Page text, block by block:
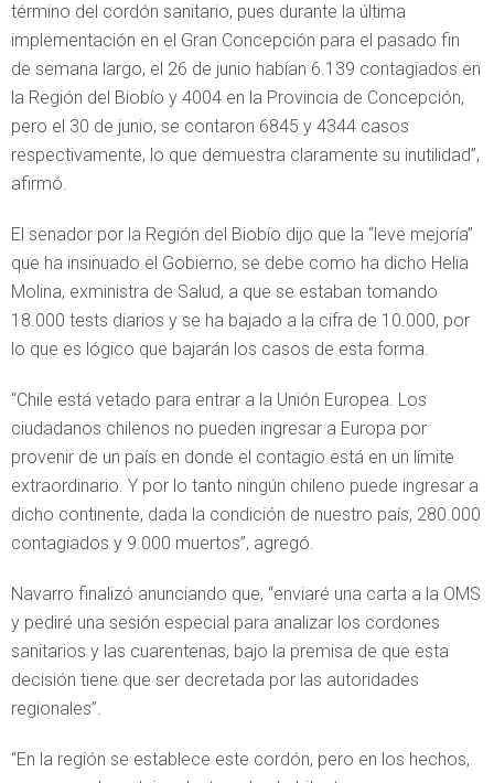
término del cordón sanitario, pues durante la última
implementación en el Gran Concepción para el pasado fin
de semana largo, el 26 de junio habían 6.139 contagiados en
la Región del Biobío y 4004 en la Provincia de Concepción,
pero el 30 de junio, se contaron 6845 y 4344 casos
respectivamente, lo que demuestra claramente su inutilidad”,
afirmó.
El senador por la Región del Biobío dijo que la “leve mejoría”
que ha insinuado el Gobierno, se debe como ha dicho Helia
Molina, exministra de Salud, a que se estaban tomando
18.000 tests diarios y se ha bajado a la cifra de 10.000, por
lo que es lógico que bajarán los casos de esta forma.
“Chile está vetado para entrar a la Unión Europea. Los
ciudadanos chilenos no pueden ingresar a Europa por
provenir de un país en donde el contagio está en un límite
extraordinario. Y por lo tanto ningún chileno puede ingresar a
dicho continente, dada la condición de nuestro país, 280.000
contagiados y 9.000 muertos”, agregó.
Navarro finalizó anunciando que, “enviaré una carta a la OMS
y pediré una sesión especial para analizar los cordones
sanitarios y las cuarentenas, bajo la premisa de que esta
decisión tiene que ser decretada por las autoridades
regionales”.
“En la región se establece este cordón, pero en los hechos,